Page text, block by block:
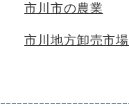
市川市の農業
市川地方卸売市